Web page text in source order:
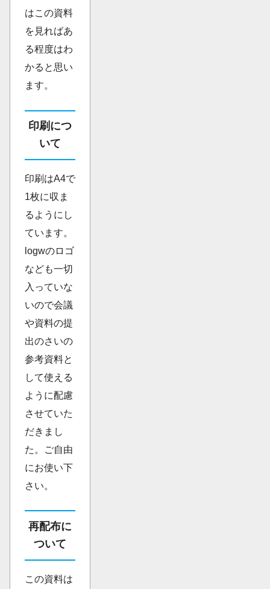
はこの資料
を見ればあ
る程度はわ
かると思い
ます。
印刷につ
いて
印刷はA4で
1枚に収ま
るようにし
ています。
logwのロゴ
なども一切
入っていな
いので会議
や資料の提
出のさいの
参考資料と
して使える
ように配慮
させていた
だきまし
た。ご自由
にお使い下
さい。
再配布に
ついて
この資料は